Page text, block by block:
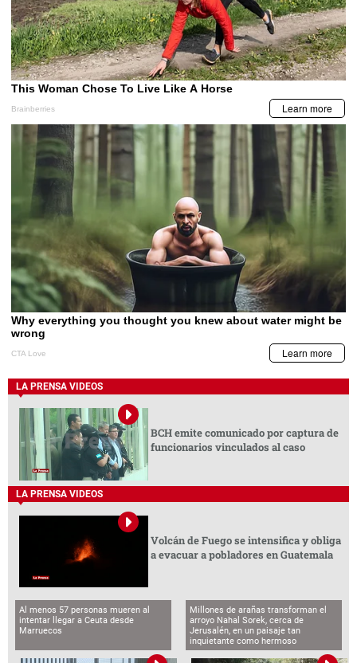
LA PRENSA VIDEOS
BCH emite comunicado por captura de
funcionarios vinculados al caso
LA PRENSA VIDEOS
Volcán de Fuego se intensifica y obliga
a evacuar a pobladores en Guatemala
Al menos 57 personas mueren al
intentar llegar a Ceuta desde
Marruecos
Millones de arañas transforman el
arroyo Nahal Sorek, cerca de
Jerusalén, en un paisaje tan
inquietante como hermoso